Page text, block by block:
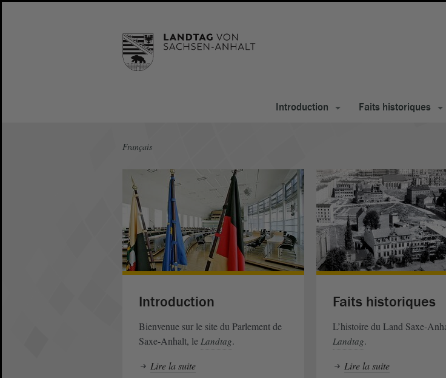
Introduction Faits historiques
Français
Introduction
Bienvenue sur le site du Parlement de
Saxe-Anhalt, le Landtag.
Lire la suite
Faits historiques
L’histoire du Land Saxe-
Landtag.
Lire la suite